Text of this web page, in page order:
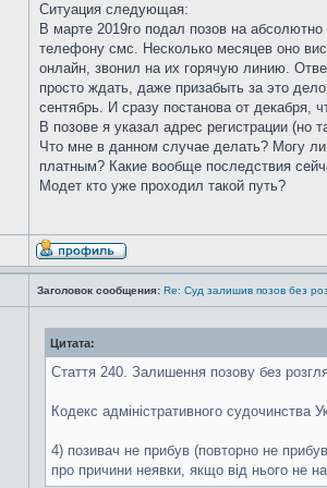
Ситуация следующая:
В марте 2019го подал позов на
телефону смс. Несколько месяцев оно
онлайн, звонил на их горячую линию.
просто ждать, даже призабыть за это
сентябрь. И сразу постанова от декабря,
В позове я указал адрес регистрации
Что мне в данном случае делать? Могу ли
платным? Какие вообще последствия
Модет кто уже проходил такой путь?
Заголовок сообщения: Re: Суд залишив позов без
Цитата:
Стаття 240. Залишення позову без
Кодекс адміністративного судочинства
4) позивач не прибув (повторно не
про причини неявки, якщо від нього не